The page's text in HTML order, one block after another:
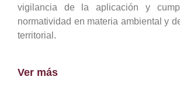
vigilancia de la aplicación y
normatividad en materia ambiental y
territorial.
Ver más